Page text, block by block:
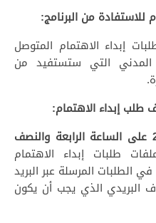
إبداء الاهتمام المتوصل
المدني التي ستستفيد من
الجمعة 14 نونبر 2025 على الساعة الرابعة والنصف
طلبات إبداء الاهتمام
الطلبات المرسلة عبر البريد
البريدي الذي يجب أن يكون